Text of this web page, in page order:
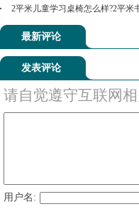
2平米儿童学习桌椅怎么样?2平米
最新评论
发表评论
请自觉遵守互联网
用户名: